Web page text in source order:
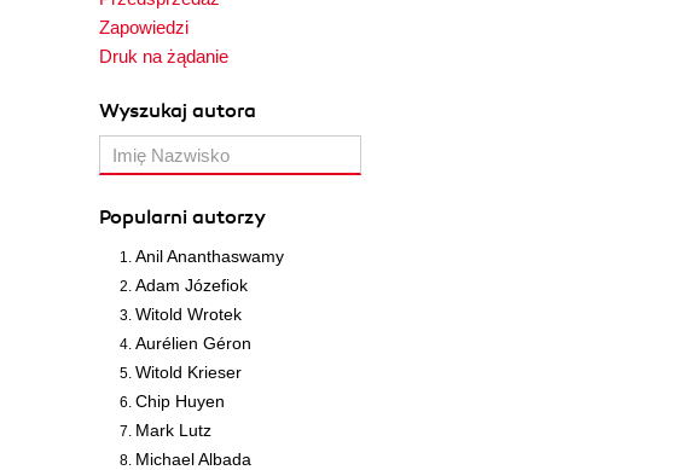
Zapowiedzi
Druk na żądanie
Wyszukaj autora
Popularni autorzy
Anil Ananthaswamy
Adam Józefiok
Witold Wrotek
Aurélien Géron
Witold Krieser
Chip Huyen
Mark Lutz
Michael Albada